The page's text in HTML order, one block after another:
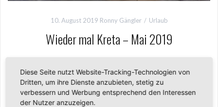
10. August 2019 Ronny Gängler Urlaub
Wieder mal Kreta – Mai 2019
in Makry Gialos auf Kreta. Das Hotel ist einfach wunderbar
und die Kinder und wir hatten viel Spaß! Hotel und
Umgebung haben wir
Diese Seite nutzt Website-Tracking-Technologien von
Dritten, um ihre Dienste anzubieten, stetig zu
verbessern und Werbung entsprechend den Interessen
der Nutzer anzuzeigen.